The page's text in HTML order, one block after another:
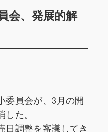
会、発展的解
委員会が、3月の開
た。
日調整を審議してき